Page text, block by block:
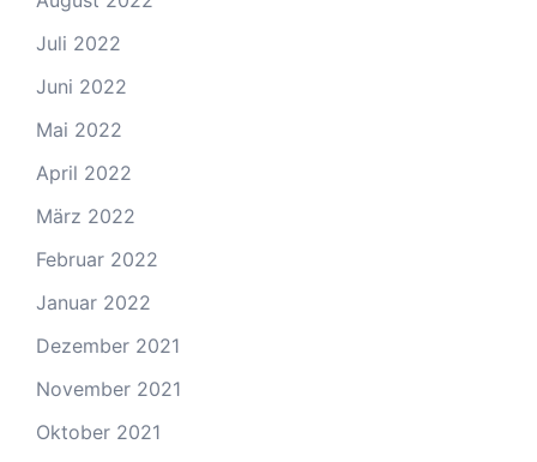
Juli 2022
Juni 2022
Mai 2022
April 2022
März 2022
Februar 2022
Januar 2022
Dezember 2021
November 2021
Oktober 2021